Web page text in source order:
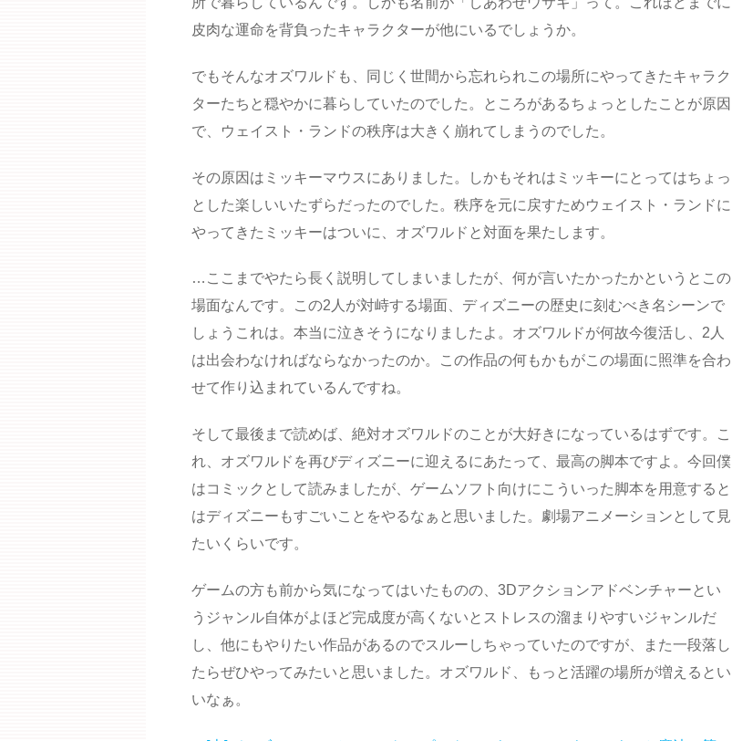
皮肉な運命を背負ったキャラクターが他にいるでしょうか。
でもそんなオズワルドも、同じく世間から忘れられこの場所にやってきたキャラク
ターたちと穏やかに暮らしていたのでした。ところがあるちょっとしたことが原因
で、ウェイスト・ランドの秩序は大きく崩れてしまうのでした。
その原因はミッキーマウスにありました。しかもそれはミッキーにとってはちょっ
とした楽しいいたずらだったのでした。秩序を元に戻すためウェイスト・ランドに
やってきたミッキーはついに、オズワルドと対面を果たします。
…ここまでやたら長く説明してしまいましたが、何が言いたかったかというとこの
場面なんです。この2人が対峙する場面、ディズニーの歴史に刻むべき名シーンで
しょうこれは。本当に泣きそうになりましたよ。オズワルドが何故今復活し、2人
は出会わなければならなかったのか。この作品の何もかもがこの場面に照準を合わ
せて作り込まれているんですね。
そして最後まで読めば、絶対オズワルドのことが大好きになっているはずです。こ
れ、オズワルドを再びディズニーに迎えるにあたって、最高の脚本ですよ。今回僕
はコミックとして読みましたが、ゲームソフト向けにこういった脚本を用意すると
はディズニーもすごいことをやるなぁと思いました。劇場アニメーションとして見
たいくらいです。
ゲームの方も前から気になってはいたものの、3Dアクションアドベンチャーとい
うジャンル自体がよほど完成度が高くないとストレスの溜まりやすいジャンルだ
し、他にもやりたい作品があるのでスルーしちゃっていたのですが、また一段落し
たらぜひやってみたいと思いました。オズワルド、もっと活躍の場所が増えるとい
いなぁ。